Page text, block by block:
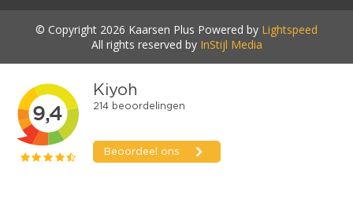
© Copyright 2026 Kaarsen Plus Powered by Lightspeed
All rights reserved by InStijl Media